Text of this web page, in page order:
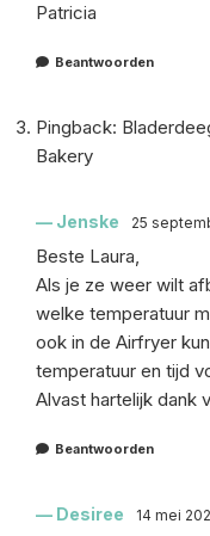
Patricia
Beantwoorden
Pingback:
Bakery
Jenske 25
Beste Laura,
Als je ze weer wilt
welke temperatuur
ook in de Airfryer
temperatuur en tijd
Alvast hartelijk dank
Beantwoorden
Desiree 14 mei